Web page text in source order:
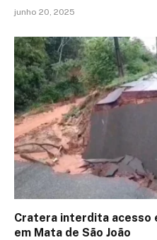
junho 20, 2025
Cratera interdita acesso
em Mata de São João